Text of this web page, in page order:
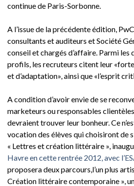
continue de Paris-Sorbonne.
A l’issue de la précédente édition,
consultants et auditeurs et Société
conseil et chargés d’affaire. Parmi les
profils, les recruteurs citent leur
et d’adaptation», ainsi que «l’esprit
A condition d’avoir envie de se
marketeurs ou responsables
devraient trouver leur bonheur. Ce
vocation des élèves qui choisiront de
« Lettres et création littéraire »,
Havre en cette rentrée 2012, avec
proposera deux parcours,l’un plus
Création littéraire contemporaine »,